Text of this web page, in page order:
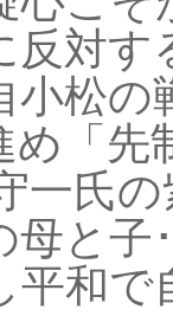
反対
小松
め「
一氏
母と子
平和